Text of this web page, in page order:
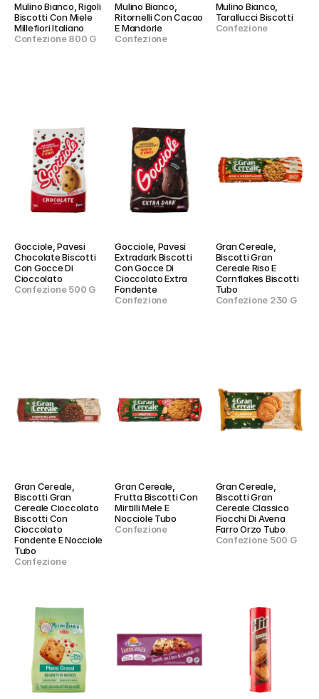
Mulino Bianco, Rigoli
Biscotti Con Miele
Millefiori Italiano
Confezione 800 G
Mulino Bianco,
Ritornelli Con Cacao
E Mandorle
Confezione
Mulino Bianco,
Tarallucci Biscotti
Confezione
Gocciole, Pavesi
Chocolate Biscotti
Con Gocce Di
Cioccolato
Confezione 500 G
Gocciole, Pavesi
Extradark Biscotti
Con Gocce Di
Cioccolato Extra
Fondente
Confezione
Gran Cereale,
Biscotti Gran
Cereale Riso E
Cornflakes Biscotti
Tubo
Confezione 230 G
Gran Cereale,
Biscotti Gran
Cereale Cioccolato
Biscotti Con
Cioccolato
Fondente E Nocciole
Tubo
Confezione
Gran Cereale,
Frutta Biscotti Con
Mirtilli Mele E
Nocciole Tubo
Confezione
Gran Cereale,
Biscotti Gran
Cereale Classico
Fiocchi Di Avena
Farro Orzo Tubo
Confezione 500 G